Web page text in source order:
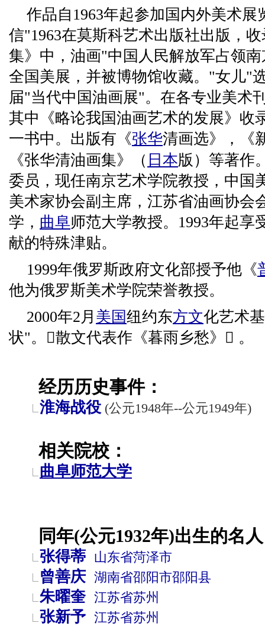
作品自1963年起参加国内外美术
信"1963在莫斯科艺术出版社出版，
集》中，油画"中国人民解放军占领
全国美展，并被博物馆收藏。"女儿"
届"当代中国油画展"。在各专业美术
其中《略论我国油画艺术的发展》收
一书中。出版有《张华清画选》，《
《张华清油画集》（ 日本版）等著作
委员，现任南京艺术学院教授，中国
美术家协会副主席，江苏省油画协会
学， 曲阜师范大学教授。1993年起享
献的特殊津贴。
1999年俄罗斯政府文化部授予他《
他为俄罗斯美术学院荣誉教授。
2000年2月 美国纽约东方文化艺术
状"。散文代表作《暮雨乡愁》 。
经历历史事件：
淮海战役 (公元1948年--公元1949年)
相关院校：
曲阜师范大学
同年(公元1932年)出生的名
张得蒂 山东省菏泽市
曾善庆 湖南省邵阳市邵阳县
朱曜奎 江苏省苏州
张新予 江苏省苏州